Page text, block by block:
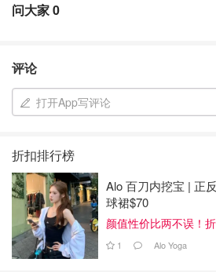
问大家0
评论
打开App写评论
折扣排行榜
Alo 百刀内挖宝 | 正
球裙$70
颜值性价比两不误！
1 Alo Yoga